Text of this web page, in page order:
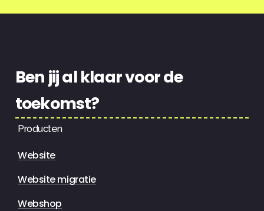
Ben jijalklaarvoorde
toekomst?
Producten
Website
Website migratie
Webshop